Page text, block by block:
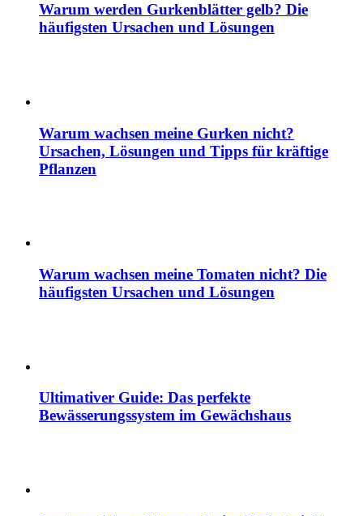
Warum werden Gurkenblätter gelb? Die
häufigsten Ursachen und Lösungen
Warum wachsen meine Gurken nicht?
Ursachen, Lösungen und Tipps für kräftige
Pflanzen
Warum wachsen meine Tomaten nicht? Die
häufigsten Ursachen und Lösungen
Ultimativer Guide: Das perfekte
Bewässerungssystem im Gewächshaus